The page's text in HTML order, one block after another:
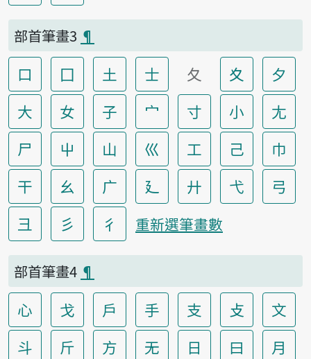
部首筆畫3 ¶
口 囗 土 士 夂 夊
夕
大
女 子 宀 寸 小
尢
尸
屮 山 巛 工 己
巾
干
幺 广 廴 廾 弋
弓
彐
彡 彳 重新選筆畫數
部首筆畫4 ¶
心 戈 戶 手 支 攴
文
斗
斤 方 无 日 曰 月